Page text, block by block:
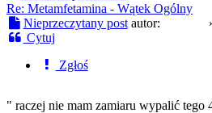
Re: Metamfetamina - Wątek Ogólny
Nieprzeczytany post autor:
Cytuj
Zgłoś
" raczej nie mam zamiaru wypalić tego